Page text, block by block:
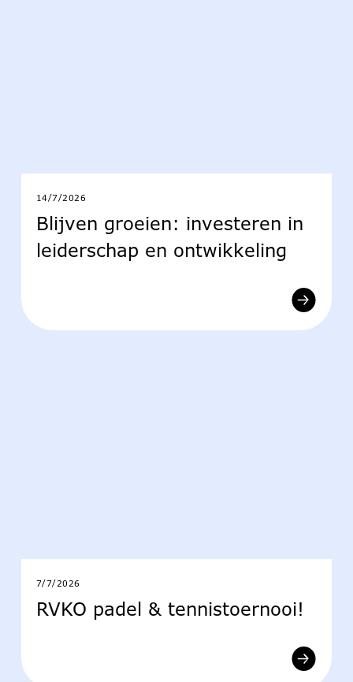
14/7/2026
Blijven groeien: investeren in
leiderschap en ontwikkeling
7/7/2026
RVKO padel & tennistoernooi!